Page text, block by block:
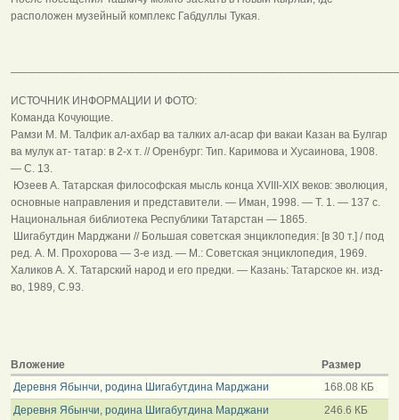
расположен музейный комплекс Габдуллы Тукая.
ИСТОЧНИК ИНФОРМАЦИИ И ФОТО:
Команда Кочующие.
Рамзи М. М. Талфик ал-ахбар ва талких ал-асар фи вакаи Казан ва Булгар
ва мулук ат- татар: в 2-х т. // Оренбург: Тип. Каримова и Хусаинова, 1908.
— С. 13.
Юзеев А. Татарская философская мысль конца XVIII-XIX веков: эволюция,
основные направления и представители. — Иман, 1998. — Т. 1. — 137 с.
Национальная библиотека Республики Татарстан — 1865.
Шигабутдин Марджани // Большая советская энциклопедия: [в 30 т.] / под
ред. А. М. Прохорова — 3-е изд. — М.: Советская энциклопедия, 1969.
Халиков А. Х. Татарский народ и его предки. — Казань: Татарское кн. изд-
во, 1989, С.93.
Вложение
Размер
Деревня Ябынчи, родина Шигабутдина Марджани
168.08 КБ
Деревня Ябынчи, родина Шигабутдина Марджани
246.6 КБ